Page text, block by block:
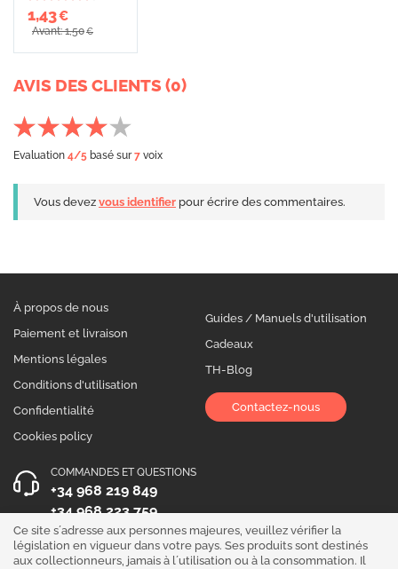
1,43€
Avant: 1,50€
AVIS DES CLIENTS (0)
Evaluation 4/5 basé sur7 voix
Vous devez vous identifier pour écrire des commentaires.
À propos de nous
Paiement et livraison
Mentions légales
Conditions d'utilisation
Confidentialité
Cookies policy
Guides / Manuels d'utilisation
Cadeaux
TH-Blog
Contactez-nous
COMMANDES ET QUESTIONS
+34 968 219 849
+34 968 223 759
HEURES D´OUVERTURE
Du lundi au vendredi 10:00 - 19:00
Ce site s´adresse aux personnes majeures, veuillez vérifier la
législation en vigueur dans votre pays. Ses produits sont destinés
aux collectionneurs, jamais à l´utilisation ou à la consommation. Il